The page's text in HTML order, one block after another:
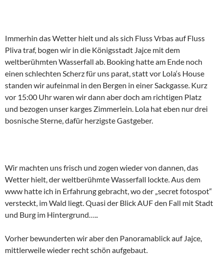
Immerhin das Wetter hielt und als sich Fluss Vrbas auf Fluss
Pliva traf, bogen wir in die Königsstadt Jajce mit dem
weltberühmten Wasserfall ab. Booking hatte am Ende noch
einen schlechten Scherz für uns parat, statt vor Lola‘s House
standen wir aufeinmal in den Bergen in einer Sackgasse. Kurz
vor 15:00 Uhr waren wir dann aber doch am richtigen Platz
und bezogen unser karges Zimmerlein. Lola hat eben nur drei
bosnische Sterne, dafür herzigste Gastgeber.
Wir machten uns frisch und zogen wieder von dannen, das
Wetter hielt, der weltberühmte Wasserfall lockte. Aus dem
www hatte ich in Erfahrung gebracht, wo der „secret fotospot“
versteckt, im Wald liegt. Quasi der Blick AUF den Fall mit Stadt
und Burg im Hintergrund…..
Vorher bewunderten wir aber den Panoramablick auf Jajce,
mittlerweile wieder recht schön aufgebaut.